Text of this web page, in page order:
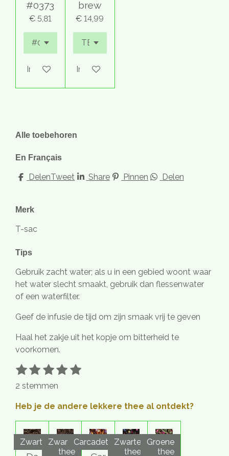
#0373
€ 5,81
In winkelwagen
brew
€ 14,99
In winkelwagen
Alle toebehoren
En Français
DelenTweet Share Pinnen Delen
Merk
T-sac
Tips
Gebruik zacht water; als u in een gebied woont waar
het water slecht smaakt, gebruik dan flessenwater
of een waterfilter.
Geef de infusie de tijd om zijn smaak vrij te geven
Haal het zakje uit het kopje om bitterheid te
voorkomen.
R
a
i
1
s
e
r
2
s
e
r
r
e
3
s
e
r
r
e
4
s
e
r
r
e
5
e
r
r
e
S
m
2 stemmen
Heb je de andere lekkere thee al ontdekt?
Zwart
Zwarte
thee
Carcadet
Zwarte
thee
Groene
thee